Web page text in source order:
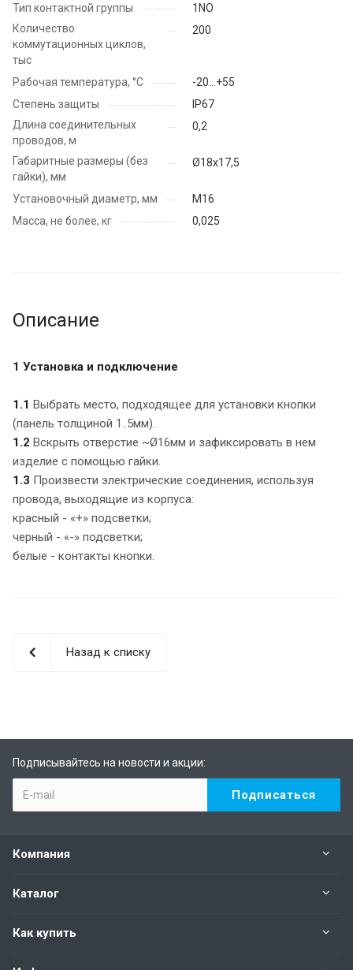
Тип контактной группы
1NO
Количество
коммутационных циклов,
тыс
200
Рабочая температура, °C
-20...+55
Степень защиты
IP67
Длина соединительных
проводов, м
0,2
Габаритные размеры (без
гайки), мм
Ø18х17,5
Установочный диаметр, мм
М16
Масса, не более, кг
0,025
Описание
1 Установка и подключение
1.1 Выбрать место, подходящее для установки кнопки
(панель толщиной 1..5мм).
1.2 Вскрыть отверстие ~Ø16мм и зафиксировать в нем
изделие с помощью гайки.
1.3 Произвести электрические соединения, используя
провода, выходящие из корпуса:
красный - «+» подсветки;
черный - «-» подсветки;
белые - контакты кнопки.
Назад к списку
Подписывайтесь на новости и акции:
Компания
Каталог
Как купить